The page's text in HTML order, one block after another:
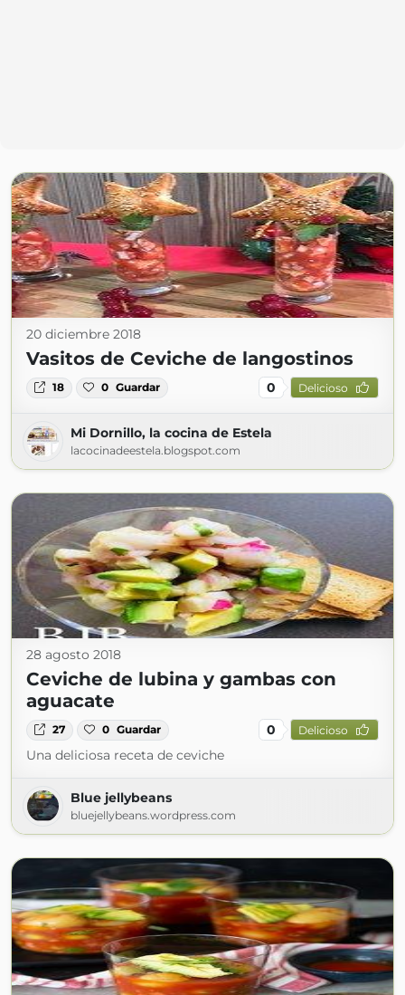
20 diciembre 2018
Vasitos de Ceviche de langostinos
18 0 Guardar 0 Delicioso
Mi Dornillo, la cocina de Estela
lacocinadeestela.blogspot.com
28 agosto 2018
Ceviche de lubina y gambas con
aguacate
27 0 Guardar 0 Delicioso
Una deliciosa receta de ceviche
Blue jellybeans
bluejellybeans.wordpress.com